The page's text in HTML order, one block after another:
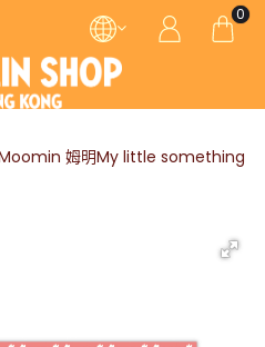
0
姆明My little something